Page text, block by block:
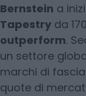
Bernstein a
Tapestry da
outperform.
un settore
marchi di
quote di